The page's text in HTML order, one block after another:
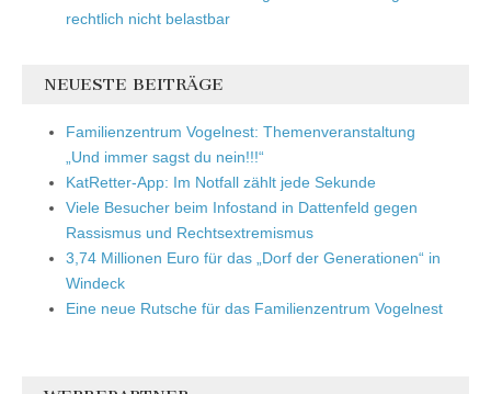
rechtlich nicht belastbar
NEUESTE BEITRÄGE
Familienzentrum Vogelnest: Themenveranstaltung
„Und immer sagst du nein!!!“
KatRetter-App: Im Notfall zählt jede Sekunde
Viele Besucher beim Infostand in Dattenfeld gegen
Rassismus und Rechtsextremismus
3,74 Millionen Euro für das „Dorf der Generationen“ in
Windeck
Eine neue Rutsche für das Familienzentrum Vogelnest